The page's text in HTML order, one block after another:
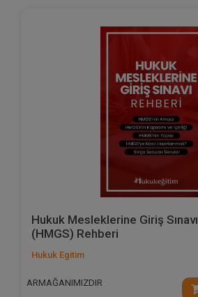
Hukuk Mesleklerine Giriş Sınavı
(HMGS) Rehberi
Hukuk Egitim
ARMAĞANIMIZDIR